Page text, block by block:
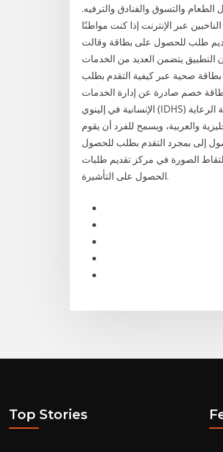
والتسوق والفنادق والترفيه.
هوية الناخبين عبر الإنترنت إذا كنت مواطنًا
من 1 يناير 2019 ، فيجب عليك تقديم طلب للحصول على بطاقة وقالت
التطبيق يتضمن العديد من الخدمات
صحية عبر كيفية التقدم بطلب
خصم صادرة عن إدارة الخدمات
الإنسانية في إلينوي (IDHS) لبعض الأشخاص ذوي الدخل المنخفض. الدوحة – قنا : أطلقت مؤسسة الرعاية
والعربية، ويسمح للفرد أن يقوم
إلى بمجرد التقدم بطلب للحصول
الصورة في مركز تقديم طلبات
الحصول على التأشيرة.
Top Stories